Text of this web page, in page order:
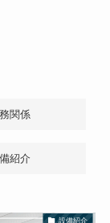
関係
紹介
設備紹介